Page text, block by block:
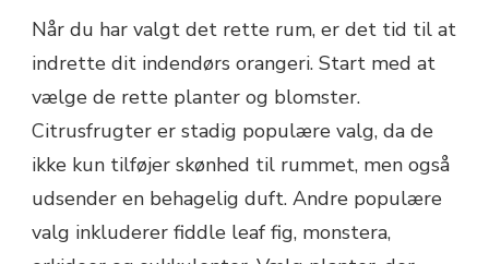
Når du har valgt det rette rum, er det tid til at
indrette dit indendørs orangeri. Start med at
vælge de rette planter og blomster.
Citrusfrugter er stadig populære valg, da de
ikke kun tilføjer skønhed til rummet, men også
udsender en behagelig duft. Andre populære
valg inkluderer fiddle leaf fig, monstera,